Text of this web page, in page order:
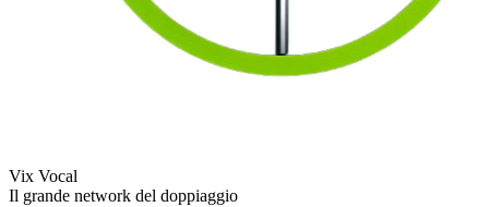
Vix Vocal
Il grande network del doppiaggio